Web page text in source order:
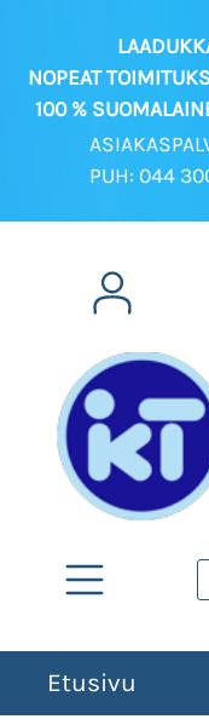
NOPEAT
100 %
PUH: 044
Etusivu